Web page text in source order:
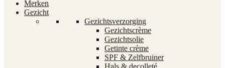
Merken
Gezicht
Gezichtsverzorging
Gezichtscrème
Gezichtsolie
Getinte crème
SPF & Zelfbruiner
Hals & decolleté